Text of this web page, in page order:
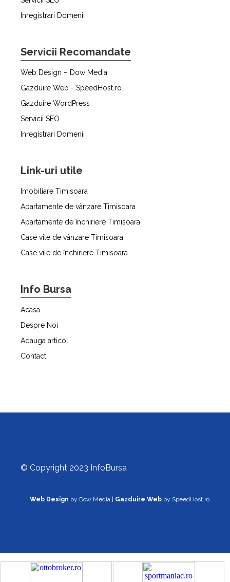
Inregistrari Domenii
Servicii Recomandate
Web Design – Dow Media
Gazduire Web - SpeedHost.ro
Gazduire WordPress
Servicii SEO
Inregistrari Domenii
Link-uri utile
Imobiliare Timisoara
Apartamente de vânzare Timisoara
Apartamente de închiriere Timisoara
Case vile de vânzare Timisoara
Case vile de închiriere Timisoara
Info Bursa
Acasa
Despre Noi
Adauga articol
Contact
© Copyright 2023 InfoBursa
Web Design by Dow Media | Gazduire Web by SpeedHost.ro